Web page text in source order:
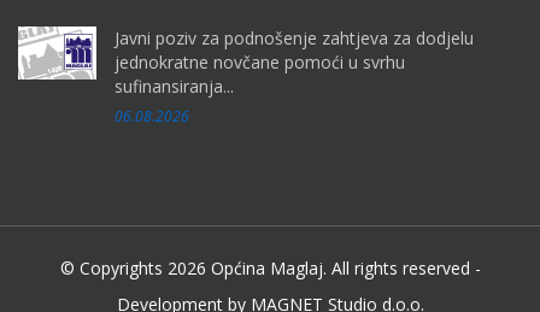
Javni poziv za podnošenje zahtjeva za dodjelu
jednokratne novčane pomoći u svrhu
sufinansiranja...
06.08.2026
© Copyrights 2026 Općina Maglaj. All rights reserved -
Development by MAGNET Studio d.o.o.